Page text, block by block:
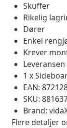
Skuffer
Rikelig
Dører
Enkel
Krever
1 x
EAN:
SKU:
Brand:
Flere detaljer